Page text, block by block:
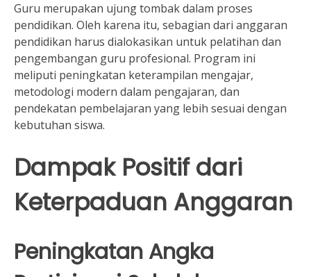
Guru merupakan ujung tombak dalam proses
pendidikan. Oleh karena itu, sebagian dari anggaran
pendidikan harus dialokasikan untuk pelatihan dan
pengembangan guru profesional. Program ini
meliputi peningkatan keterampilan mengajar,
metodologi modern dalam pengajaran, dan
pendekatan pembelajaran yang lebih sesuai dengan
kebutuhan siswa.
Dampak Positif dari
Keterpaduan Anggaran
Peningkatan Angka